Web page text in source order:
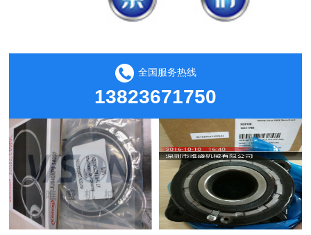
全国服务热线
13823671750